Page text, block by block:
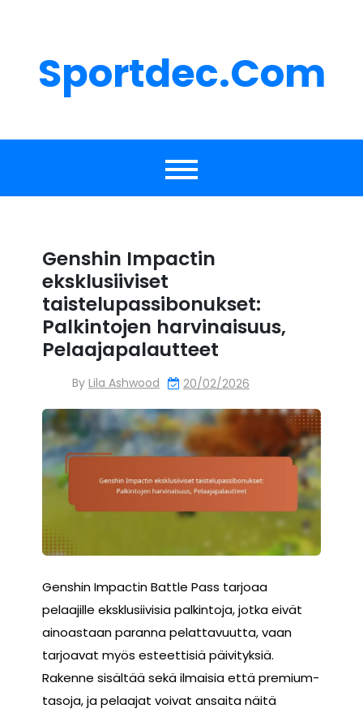
Sportdec.com
Genshin Impactin
eksklusiiviset
taistelupassibonukset:
Palkintojen harvinaisuus,
Pelaajapalautteet
By Lila Ashwood 20/02/2026
Genshin Impactin Battle Pass tarjoaa
pelaajille eksklusiivisia palkintoja, jotka eivät
ainoastaan paranna pelattavuutta, vaan
tarjoavat myös esteettisiä päivityksiä.
Rakenne sisältää sekä ilmaisia että premium-
tasoja, ja pelaajat voivat ansaita näitä